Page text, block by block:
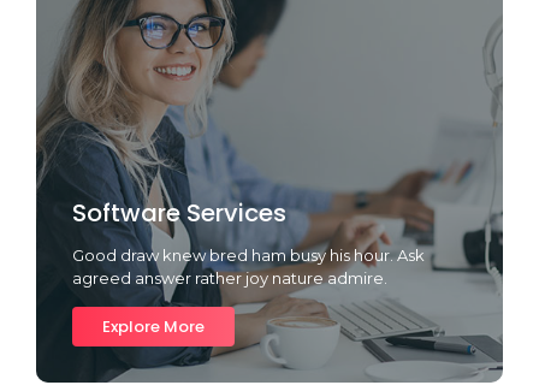
Software Services
Good draw knew bred ham busy his hour. Ask
agreed answer rather joy nature admire.
Explore More